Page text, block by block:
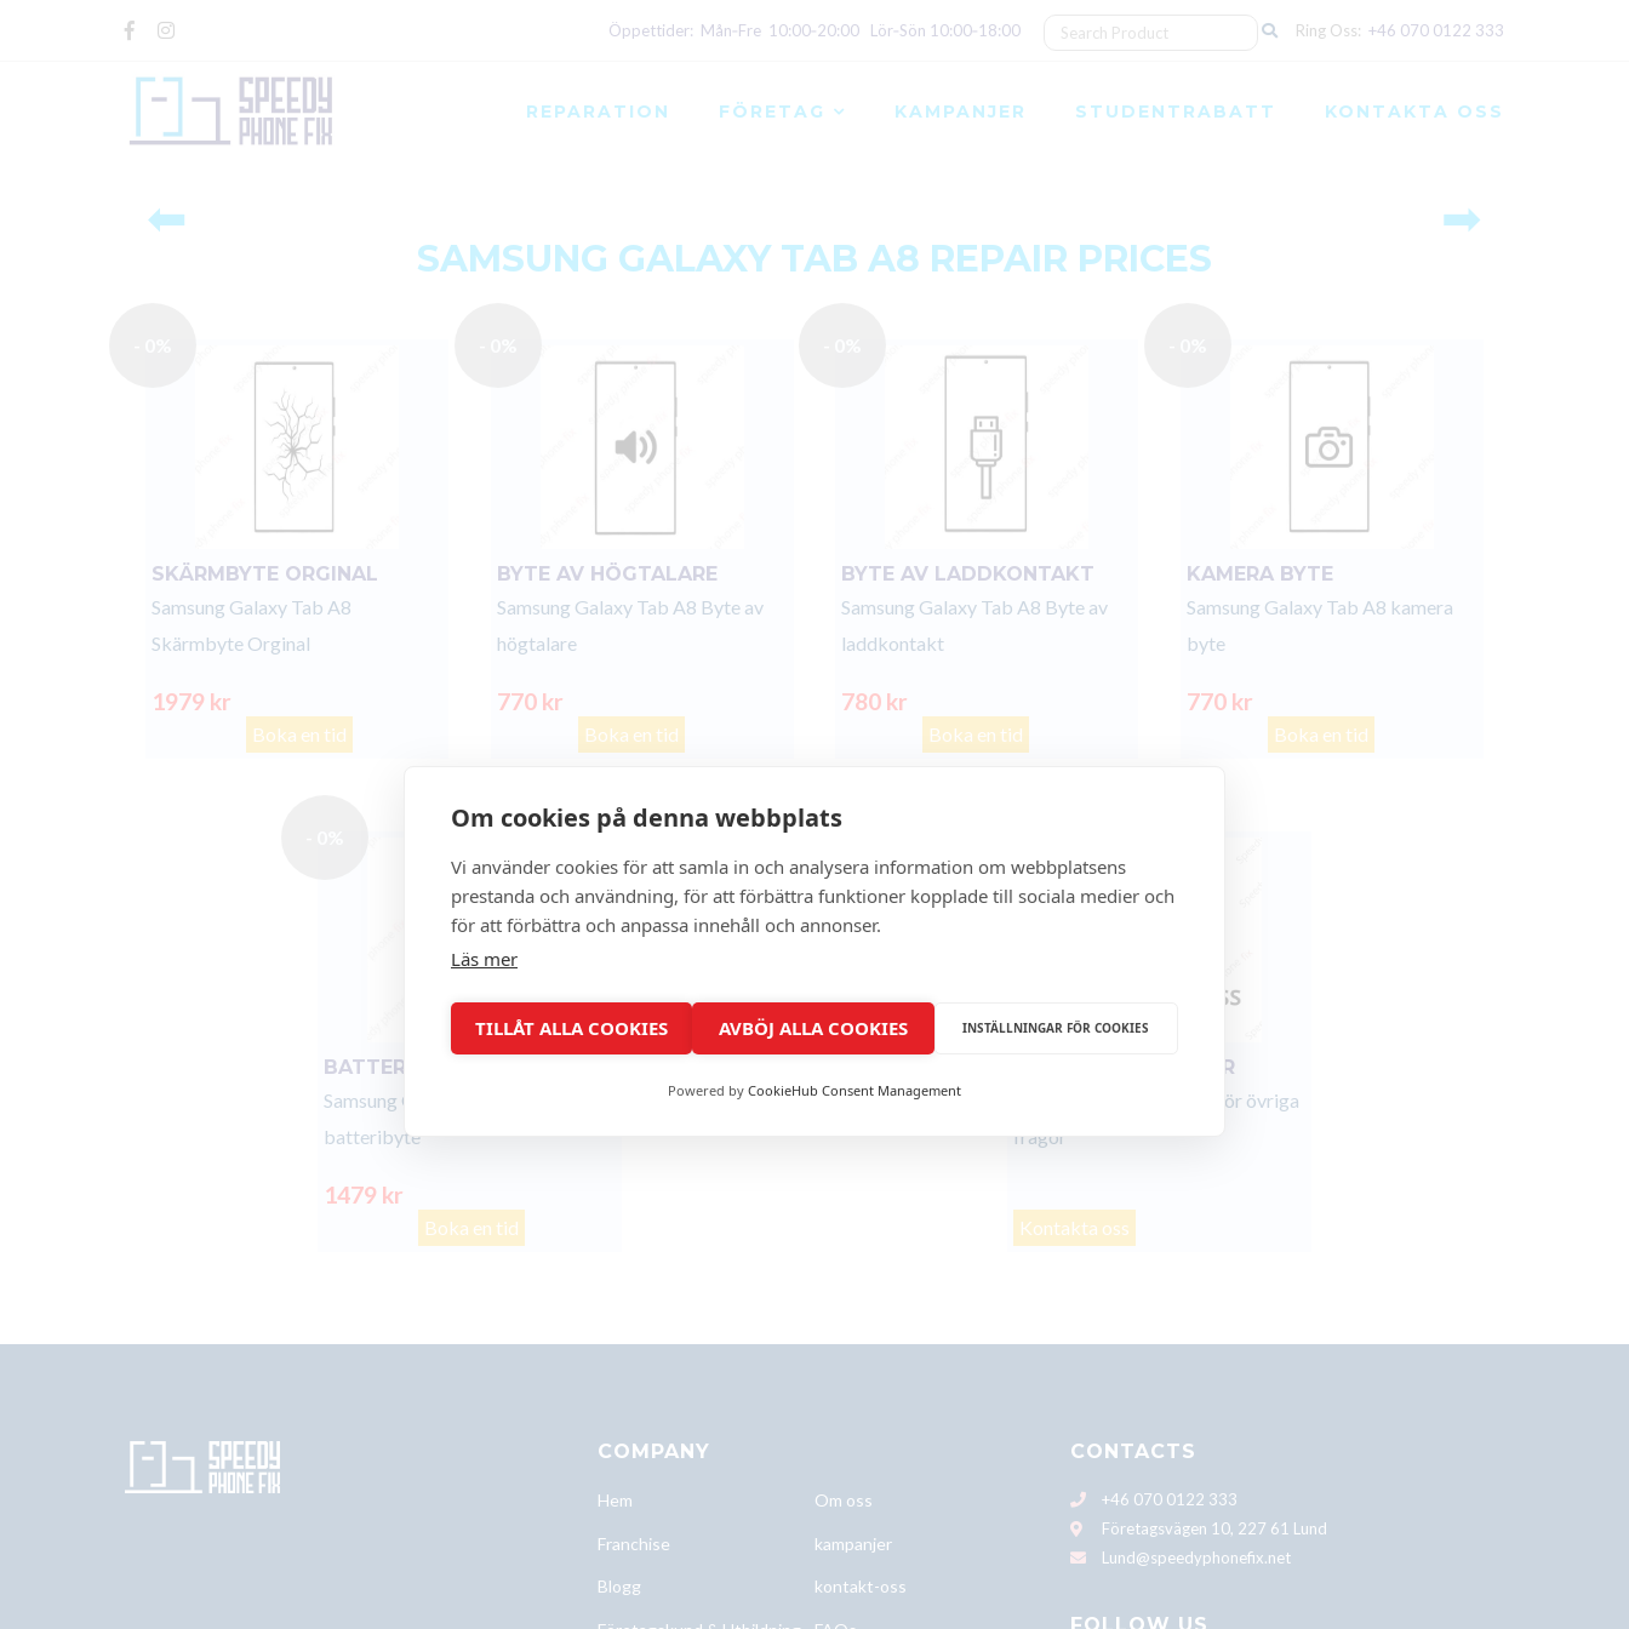
Öppettider: Mån‑Fre 10:00‑20:00 Lör‑Sön 10:00‑18:00 Ring Oss: +46 070 0122 333
REPARATION FÖRETAG KAMPANJER STUDENTRABATT KONTAKTA OSS
⬅ ➡
SAMSUNG GALAXY TAB A8 REPAIR PRICES
SKÄRMBYTE ORGINAL
Samsung Galaxy Tab A8
Skärmbyte Orginal
1979 kr
Boka en tid
BYTE AV HÖGTALARE
Samsung Galaxy Tab A8 Byte av
högtalare
770 kr
Boka en tid
BYTE AV LADDKONTAKT
Samsung Galaxy Tab A8 Byte av
laddkontakt
780 kr
Boka en tid
KAMERA BYTE
Samsung Galaxy Tab A8 kamera
byte
770 kr
Boka en tid
BATTERIBYTE
Samsung Galaxy Tab A8
batteribyte
1479 kr
Boka en tid
FÖR ÖVRIGA FRÅGOR
Samsung Galaxy Tab A8 för övriga
frågor
Kontakta oss
COMPANY
Hem Om oss
Franchise kampanjer
Blogg kontakt-oss
CONTACTS
+46 070 0122 333
Företagsvägen 10, 227 61 Lund
Lund@speedyphonefix.net
Om cookies på denna webbplats
Vi använder cookies för att samla in och analysera information om webbplatsens
prestanda och användning, för att förbättra funktioner kopplade till sociala medier och
för att förbättra och anpassa innehåll och annonser.
Läs mer
TILLÅT ALLA COOKIES AVBÖJ ALLA COOKIES INSTÄLLNINGAR FÖR COOKIES
Powered by CookieHub Consent Management